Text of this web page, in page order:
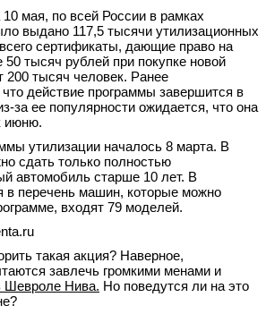
мая, по всей России в рамках
выдано 117,5 тысячи утилизационных
сертификаты, дающие право на
50 тысяч рублей при покупке новой
тысяч человек. Ранее
действие программы завершится в
за ее популярности ожидается, что она
июню.
утилизации началось 8 марта. В
сдать только полностью
автомобиль старше 10 лет. В
в перечень машин, которые можно
входят 79 моделей.
такая акция? Наверное,
завлечь громкими менами и
Шевроле Нива. Но поведутся ли на это